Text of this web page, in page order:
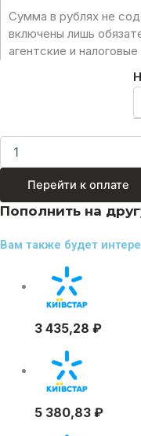
Сумма в рублях не
включены лишь
агентские и
Перейти к оплате
Пополнить на
Вам также будет
3 435,28 ₽
5 380,83 ₽